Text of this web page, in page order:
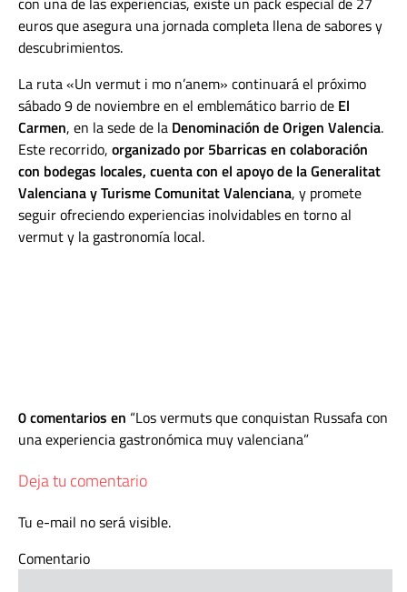
euros que asegura una jornada completa llena de sabores y
descubrimientos.
La ruta «Un vermut i mo n’anem» continuará el próximo
sábado 9 de noviembre en el emblemático barrio de El
Carmen, en la sede de la Denominación de Origen Valencia.
Este recorrido, organizado por 5barricas en colaboración
con bodegas locales, cuenta con el apoyo de la Generalitat
Valenciana y Turisme Comunitat Valenciana, y promete
seguir ofreciendo experiencias inolvidables en torno al
vermut y la gastronomía local.
0 comentarios en Los vermuts que conquistan Russafa con
una experiencia gastronómica muy valenciana
Deja tu comentario
Tu e-mail no será visible.
Comentario